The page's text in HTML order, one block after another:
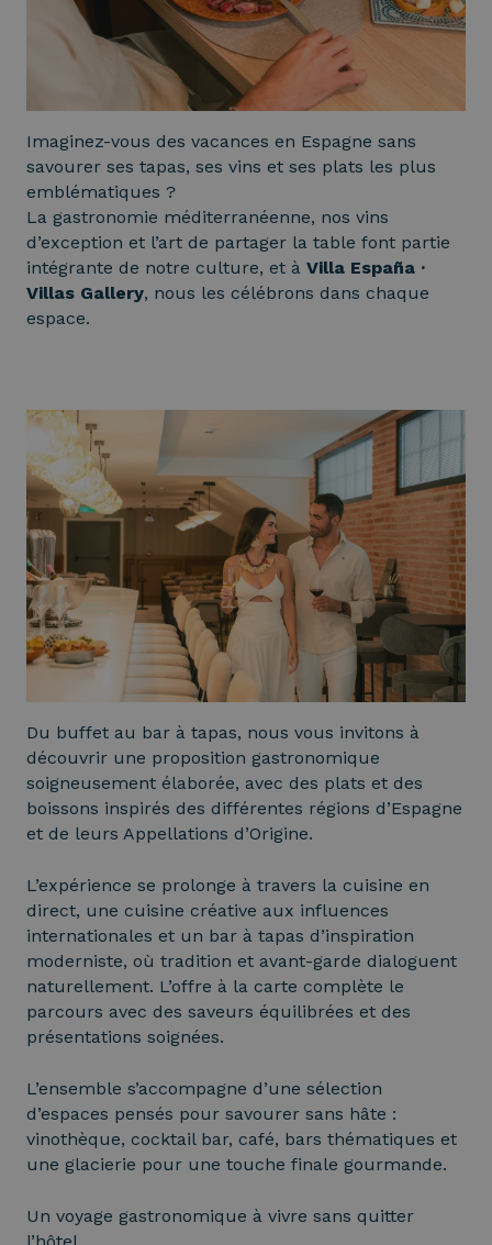
Imaginez-vous des vacances en Espagne sans
savourer ses tapas, ses vins et ses plats les plus
emblématiques ?
La gastronomie méditerranéenne, nos vins
d’exception et l’art de partager la table font partie
intégrante de notre culture, et à Villa España ·
Villas Gallery, nous les célébrons dans chaque
espace.
Du buffet au bar à tapas, nous vous invitons à
découvrir une proposition gastronomique
soigneusement élaborée, avec des plats et des
boissons inspirés des différentes régions d’Espagne
et de leurs Appellations d’Origine.
L’expérience se prolonge à travers la cuisine en
direct, une cuisine créative aux influences
internationales et un bar à tapas d’inspiration
moderniste, où tradition et avant-garde dialoguent
naturellement. L’offre à la carte complète le
parcours avec des saveurs équilibrées et des
présentations soignées.
L’ensemble s’accompagne d’une sélection
d’espaces pensés pour savourer sans hâte :
vinothèque, cocktail bar, café, bars thématiques et
une glacierie pour une touche finale gourmande.
Un voyage gastronomique à vivre sans quitter